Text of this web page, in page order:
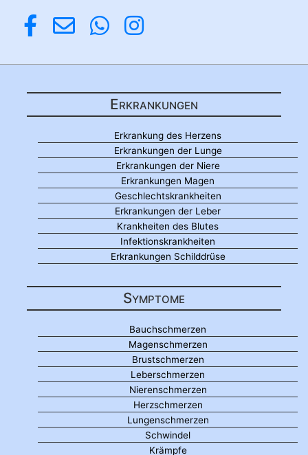
Erkrankungen
Erkrankung des Herzens
Erkrankungen der Lunge
Erkrankungen der Niere
Erkrankungen Magen
Geschlechtskrankheiten
Erkrankungen der Leber
Krankheiten des Blutes
Infektionskrankheiten
Erkrankungen Schilddrüse
Symptome
Bauchschmerzen
Magenschmerzen
Brustschmerzen
Leberschmerzen
Nierenschmerzen
Herzschmerzen
Lungenschmerzen
Schwindel
Krämpfe